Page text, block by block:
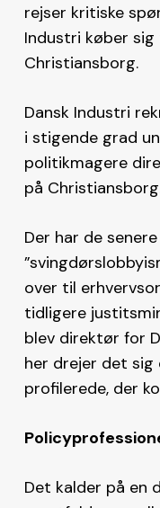
rejser kritiske
Industri køber
Christiansborg.
Dansk Industri
i stigende grad
politikmagere
på
Der har de
over til
tidligere
blev direktør for
her drejer det sig
profilerede, der
Det kalder på en